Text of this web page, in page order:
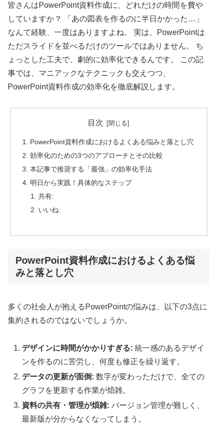
皆さんはPowerPoint資料作成に、どれだけの時間を費や
していますか？ 「あの図表を作るのに半日かかった…」
なんて経験、一度はありますよね。 実は、PowerPointは
ただスライドを並べるだけのツールではありません。 ち
ょっとした工夫で、劇的に効率化できるんです。 この記
事では、マニアックなテクニックも交えつつ、
PowerPoint資料作成の効率化を徹底解説します。
目次
PowerPoint資料作成におけるよくある悩みと落とし穴
効率化のための3つのアプローチとその比較
本記事で推奨する「最強」の効率化手法
明日から実践！具体的なステップ
共有:
いいね:
PowerPoint資料作成におけるよくある悩
みと落とし穴
多くの社会人が抱えるPowerPointの悩みは、以下の3点に
集約されるのではないでしょうか。
デザインに時間がかかりすぎる: 統一感のあるデザイ
ンを作るのに苦労し、何度も修正を繰り返す。
データの更新が面倒: 数字が変わっただけで、全ての
グラフを更新する作業が煩雑。
資料の共有・管理が煩雑: バージョン管理が難しく、
最新版が分からなくなってしまう。